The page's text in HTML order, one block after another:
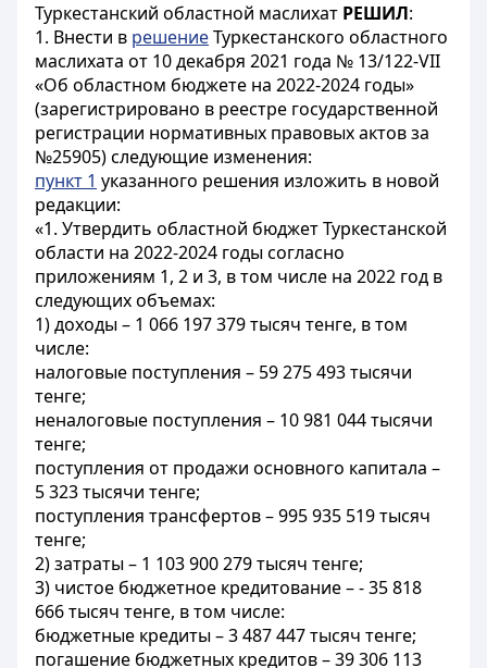
Туркестанский областной маслихат РЕШИЛ:
1. Внести в решениеТуркестанского областного
маслихата от 10 декабря 2021 года № 13/122-VІI
«Об областном бюджете на 2022-2024 годы»
(зарегистрировано в реестре государственной
регистрации нормативных правовых актов за
№25905) следующие изменения:
пункт 1 указанного решения изложить в новой
редакции:
«1. Утвердить областной бюджет Туркестанской
области на 2022-2024 годы согласно
приложениям 1, 2 и 3, в том числе на 2022 год в
следующих объемах:
1) доходы – 1 066 197 379 тысяч тенге, в том
числе:
налоговые поступления – 59 275 493 тысячи
тенге;
неналоговые поступления – 10 981 044 тысячи
тенге;
поступления от продажи основного капитала –
5 323 тысячи тенге;
поступления трансфертов – 995 935 519 тысяч
тенге;
2) затраты – 1 103 900 279 тысяч тенге;
3) чистое бюджетное кредитование – - 35 818
666 тысяч тенге, в том числе:
бюджетные кредиты – 3 487 447 тысяч тенге;
погашение бюджетных кредитов – 39 306 113